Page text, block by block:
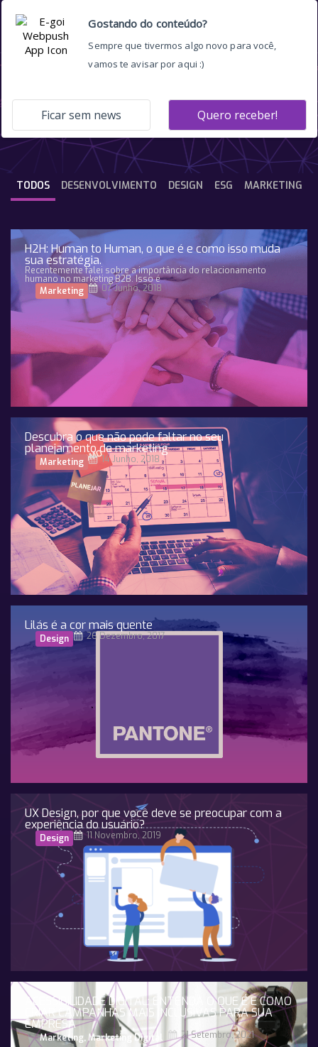
DESENVOLVIMENTO DESIGN ESG MARKETING
TODOS
H2H: Human to Human, o que é e como isso muda
sua estratégia.
Recentemente falei sobre a importância do relacionamento
humano no marketing B2B. Isso é
Marketing
07 Junho, 2018
Descubra o que não pode faltar no seu
planejamento de marketing
Marketing 14 Junho, 2018
Lilás é a cor mais quente
Design 26 Dezembro, 2017
UX Design, por que você deve se preocupar com a
experiência do usuário?
Design 11 Novembro, 2019
ACESSIBILIDADE DIGITAL: ENTENDA O QUE É E COMO
CRIAR CAMPANHAS MAIS INCLUSIVAS PARA SUA
EMPRESA
Marketing, Marketing Digital 21 Setembro, 2021